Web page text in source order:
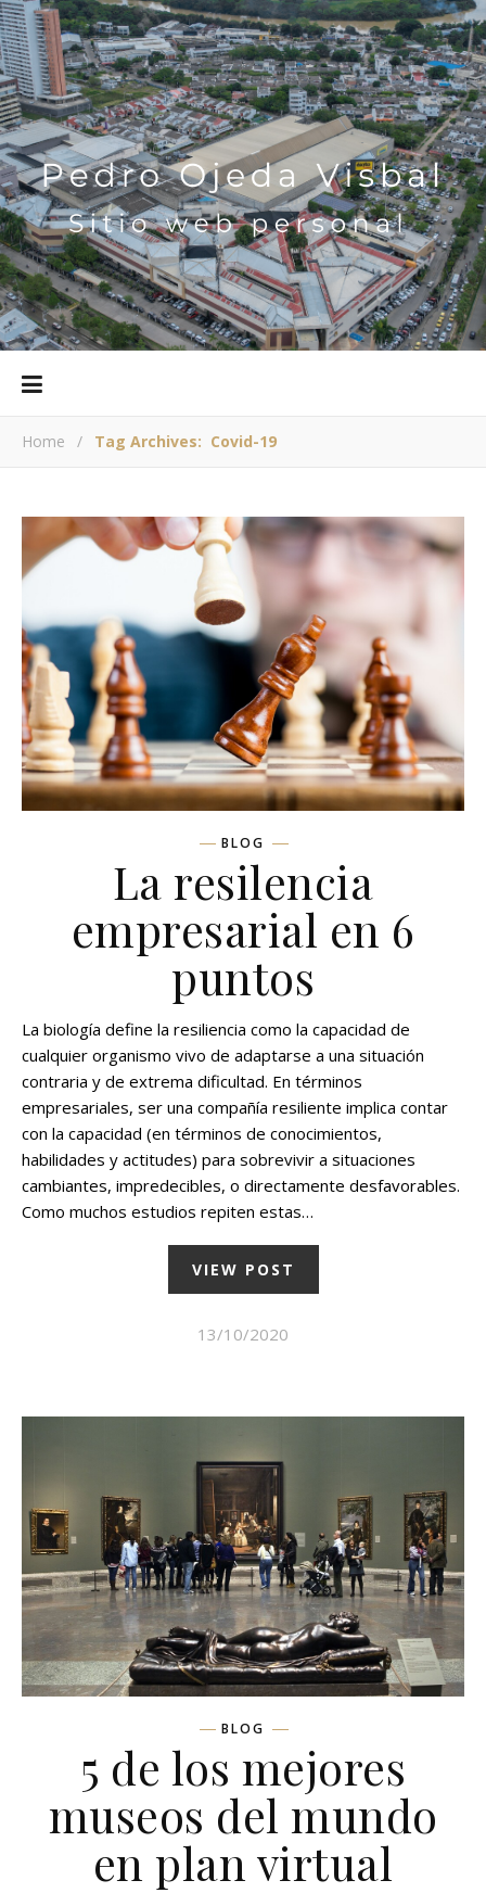
Home / Tag Archives: Covid-19
BLOG
La resilencia
empresarial en 6
puntos
La biología define la resiliencia como la capacidad de
cualquier organismo vivo de adaptarse a una situación
contraria y de extrema dificultad. En términos
empresariales, ser una compañía resiliente implica contar
con la capacidad (en términos de conocimientos,
habilidades y actitudes) para sobrevivir a situaciones
cambiantes, impredecibles, o directamente desfavorables.
Como muchos estudios repiten estas…
VIEW POST
13/10/2020
BLOG
5 de los mejores
museos del mundo
en plan virtual